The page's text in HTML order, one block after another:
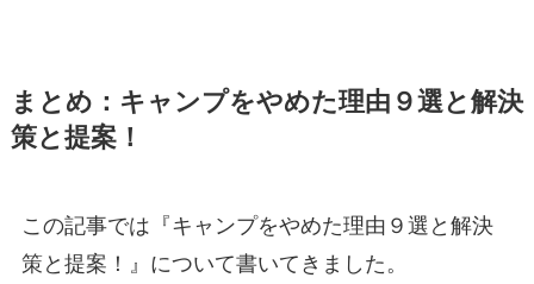
まとめ：キャンプをやめた理由９選と解決
策と提案！
この記事では『キャンプをやめた理由９選と解決
策と提案！』について書いてきました。